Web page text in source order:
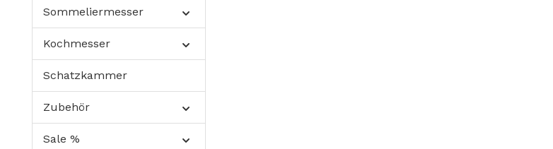
Sommeliermesser
Kochmesser
Schatzkammer
Zubehör
Sale %